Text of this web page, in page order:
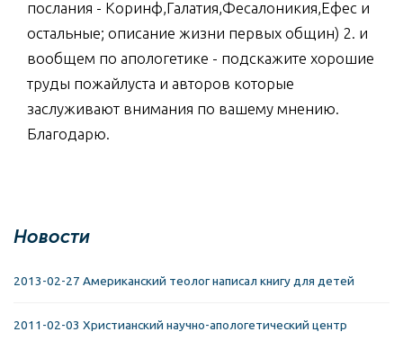
послания - Коринф,Галатия,Фесалоникия,Ефес и
остальные; описание жизни первых общин) 2. и
вообщем по апологетике - подскажите хорошие
труды пожайлуста и авторов которые
заслуживают внимания по вашему мнению.
Благодарю.
Новости
2013-02-27 Американский теолог написал книгу для детей
2011-02-03 Христианский научно-апологетический центр